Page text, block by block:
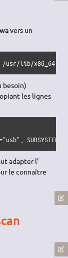
vers un
usr/lib/x86_64-
besoin)
les lignes
adapter l'
le connaître